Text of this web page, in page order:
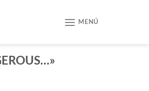
MENÚ